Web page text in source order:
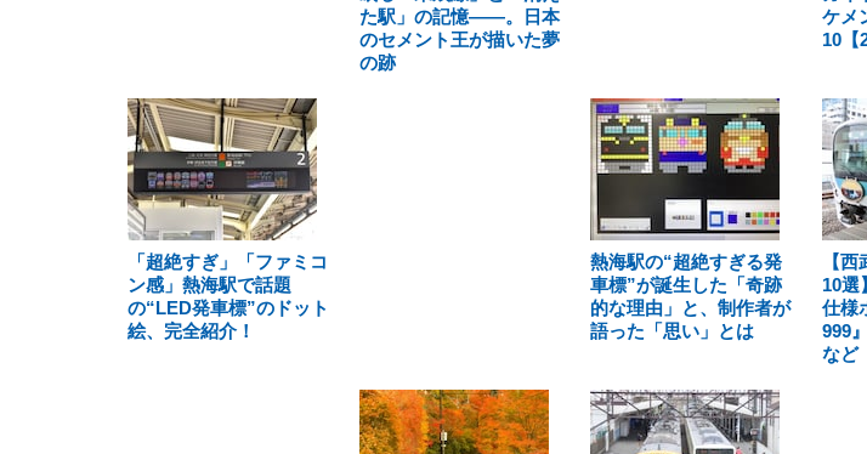
た駅」の記憶――。日本
のセメント王が描いた夢
の跡
ケメ
10【
「超絶すぎ」「ファミコ
ン感」熱海駅で話題
の“LED発車標”のドット
絵、完全紹介！
熱海駅の“超絶すぎる発
車標”が誕生した「奇跡
的な理由」と、制作者が
語った「思い」とは
【
10選
仕様
999
など